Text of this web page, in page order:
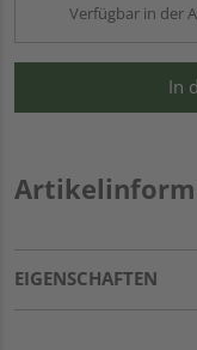
Verfügbar in der
In
EIGENSCHAFTEN